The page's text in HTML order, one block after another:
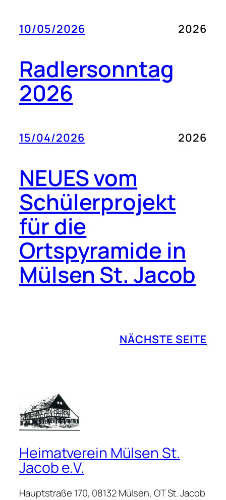
10/05/2026 2026
Radlersonntag
2026
15/04/2026 2026
NEUES vom
Schülerprojekt
für die
Ortspyramide in
Mülsen St. Jacob
NÄCHSTE SEITE
Heimatverein Mülsen St.
Jacob e.V.
Hauptstraße 170, 08132 Mülsen, OT St. Jacob